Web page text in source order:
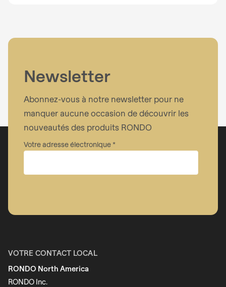
Newsletter
Abonnez-vous à notre newsletter pour ne
manquer aucune occasion de découvrir les
nouveautés des produits RONDO
Votre adresse électronique
Nom
VOTRE CONTACT LOCAL
RONDO North America
RONDO Inc.